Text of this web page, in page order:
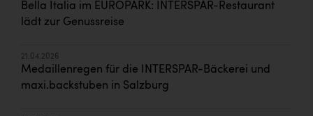
Bella Italia im EUROPARK: INTERSPAR-Restaurant
lädt zur Genussreise
21.04.2026
Medaillenregen für die INTERSPAR-Bäckerei und
maxi.backstuben in Salzburg